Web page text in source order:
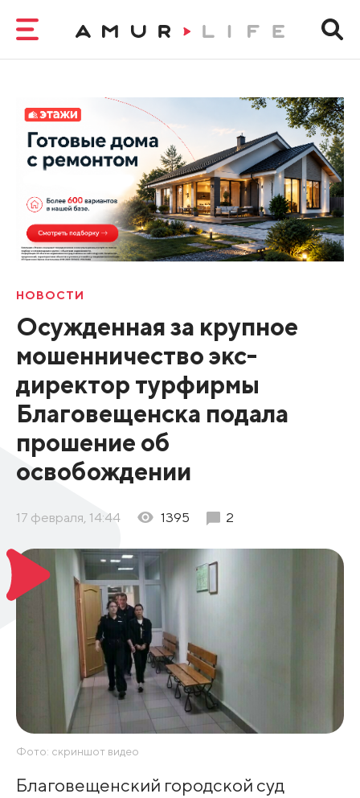
НОВОСТИ
Осужденная за крупное
мошенничество экс-
директор турфирмы
Благовещенска подала
прошение об
освобождении
17 февраля, 14:44 1395 2
Фото: скриншот видео
Благовещенский городской суд